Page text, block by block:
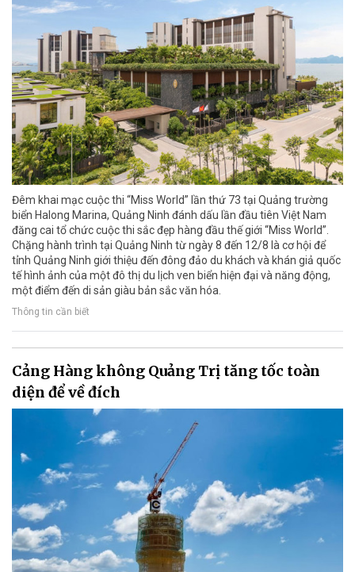
Đêm khai mạc cuộc thi “Miss World” lần thứ 73 tại Quảng trường
biển Halong Marina, Quảng Ninh đánh dấu lần đầu tiên Việt Nam
đăng cai tổ chức cuộc thi sắc đẹp hàng đầu thế giới “Miss World”.
Chặng hành trình tại Quảng Ninh từ ngày 8 đến 12/8 là cơ hội để
tỉnh Quảng Ninh giới thiệu đến đông đảo du khách và khán giả quốc
tế hình ảnh của một đô thị du lịch ven biển hiện đại và năng động,
một điểm đến di sản giàu bản sắc văn hóa.
Thông tin cần biết
Cảng Hàng không Quảng Trị tăng tốc toàn
diện để về đích